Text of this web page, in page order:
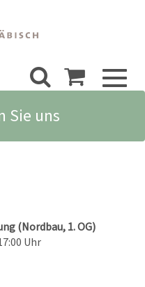
Sie uns
(Nordbau, 1. OG)
Uhr